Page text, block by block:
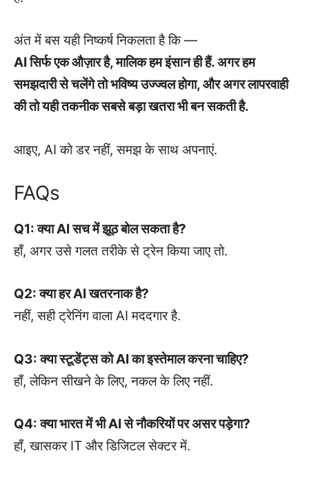
अंत में बस यही निष्कर्ष निकलता है कि —
AI सिर्फ एक औज़ार है, मालिक हम इंसान ही हैं. अगर हम
समझदारी से चलेंगे तो भविष्य उज्ज्वल होगा, और अगर लापरवाही
की तो यही तकनीक सबसे बड़ा खतरा भी बन सकती है.
आइए, AI को डर नहीं, समझ के साथ अपनाएं.
FAQs
Q1: क्या AI सच में झूठ बोल सकता है?
हाँ, अगर उसे गलत तरीके से ट्रेन किया जाए तो.
Q2: क्या हर AI खतरनाक है?
नहीं, सही ट्रेनिंग वाला AI मददगार है.
Q3: क्या स्टूडेंट्स को AI का इस्तेमाल करना चाहिए?
हाँ, लेकिन सीखने के लिए, नकल के लिए नहीं.
Q4: क्या भारत में भी AI से नौकरियों पर असर पड़ेगा?
हाँ, खासकर IT और डिजिटल सेक्टर में.